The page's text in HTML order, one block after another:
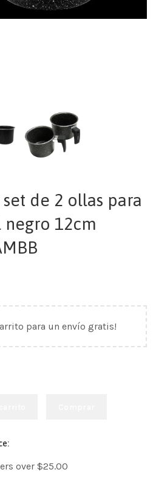
de 2 ollas para
12cm
para un envío gratis!
over $25.00